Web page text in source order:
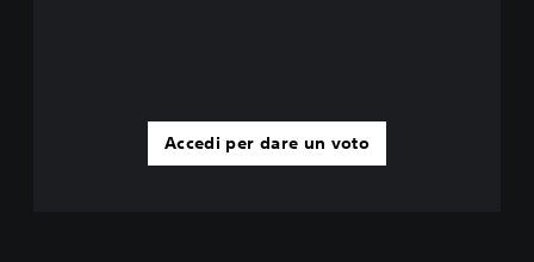
Accedi per dare un voto